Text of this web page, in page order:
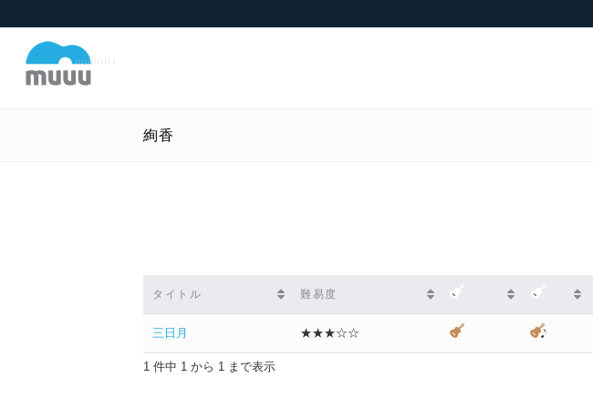
絢香
タイトル 難易度
三日月 ★★★☆☆
1 件中 1 から 1 まで表示